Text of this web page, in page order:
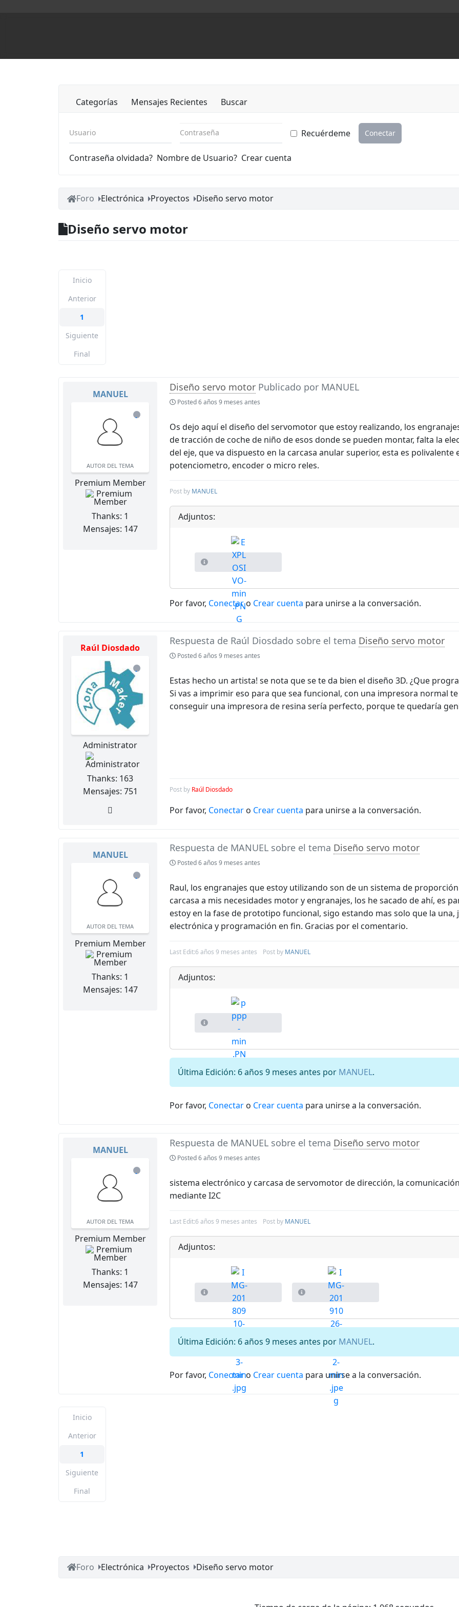
Categorías Mensajes Recientes Buscar
Usuario Contraseña Recuérdeme Conectar
Contraseña olvidada? Nombre de Usuario? Crear cuenta
Foro Electrónica Proyectos Diseño servo motor
Diseño servo motor
Inicio
Anterior
1
Siguiente
Final
MANUEL
de
AUTOR DEL TEMA
Premium Member
Thanks: 1
Mensajes: 147
Diseño servo motor Publicado por MANUEL
Posted6 años 9 meses antes
Os dejo aquí el diseño del servomotor que estoy realizando, los
de tracción de coche de niño de esos donde se pueden montar, falta la
del eje, que va dispuesto en la carcasa anular superior, esta es
potenciometro, encoder o micro reles.
Post by MANUEL
Adjuntos:
Por favor, Conectaro Crear cuenta para unirse a la conversación.
Raúl Diosdado
de
línea
Administrator
Thanks: 163
Mensajes: 751
Respuesta de Raúl Diosdado sobre el tema Diseño servo motor
Posted6 años 9 meses antes
Estas hecho un artista! se nota que se te da bien el diseño 3D. ¿Que
Si vas a imprimir eso para que sea funcional, con una impresora normal
conseguir una impresora de resina sería perfecto, porque te quedaría
Post by Raúl Diosdado
Por favor, Conectar o Crear cuenta para unirse a la conversación.
MANUEL
de
AUTOR DEL TEMA
Premium Member
Thanks: 1
Mensajes: 147
Respuesta de MANUEL sobre el tema Diseño servo motor
Posted6 años 9 meses antes
Raul, los engranajes que estoy utilizando son de un sistema de
carcasa a mis necesidades motor y engranajes, los he sacado de ahí, es
estoy en la fase de prototipo funcional, sigo estando mas solo que la una,
electrónica y programación en fin. Gracias por el comentario.
Last Edit:6 años 9 meses antes Post by MANUEL
Adjuntos:
Última Edición: 6 años 9 meses antes por MANUEL.
Por favor, Conectar o Crear cuenta para unirse a la conversación.
MANUEL
de
AUTOR DEL TEMA
Premium Member
Thanks: 1
Mensajes: 147
Respuesta de MANUEL sobre el tema Diseño servo motor
Posted6 años 9 meses antes
sistema electrónico y carcasa de servomotor de dirección, la
mediante I2C
Last Edit:6 años 9 meses antes Post by MANUEL
Adjuntos:
Última Edición: 6 años 9 meses antes por MANUEL.
Por favor, Conectaro Crear cuenta para unirse a la conversación.
Inicio
Anterior
1
Siguiente
Final
Foro Electrónica Proyectos Diseño servo motor